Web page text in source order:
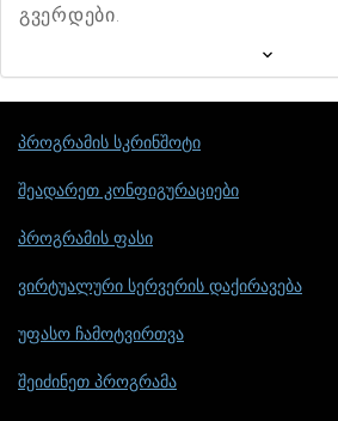
გვერდები.
პროგრამის სკრინშოტი
შეადარეთ კონფიგურაციები
პროგრამის ფასი
ვირტუალური სერვერის დაქირავება
უფასო ჩამოტვირთვა
შეიძინეთ პროგრამა